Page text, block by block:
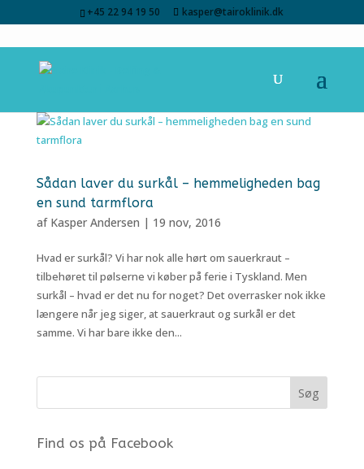
+45 22 94 19 50 kasper@tairoklinik.dk
Sådan laver du surkål – hemmeligheden bag
en sund tarmflora
af Kasper Andersen | 19 nov, 2016
Hvad er surkål? Vi har nok alle hørt om sauerkraut –
tilbehøret til pølserne vi køber på ferie i Tyskland. Men
surkål – hvad er det nu for noget? Det overrasker nok ikke
længere når jeg siger, at sauerkraut og surkål er det
samme. Vi har bare ikke den...
Find os på Facebook